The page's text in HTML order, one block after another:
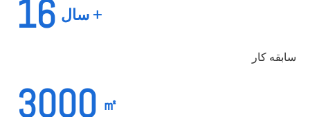
16 + سال
سابقه کار
3000 ㎡